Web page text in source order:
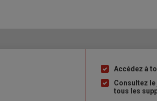
Liste
à
puce
Accédez à
Consultez
tous les